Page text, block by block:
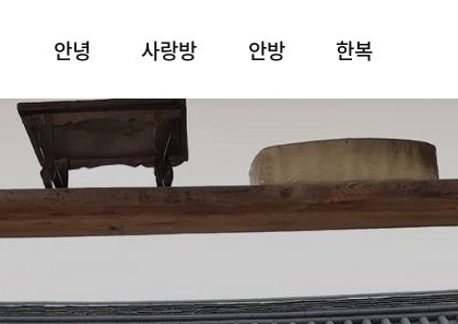
안녕 사랑방 안방 한복